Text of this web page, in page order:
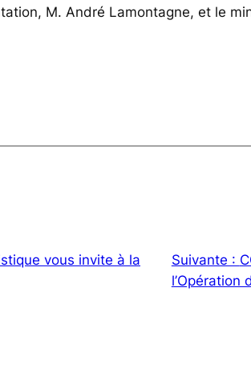
M. André Lamontagne, et le
vous invite à la
Suivante :
l’Opération